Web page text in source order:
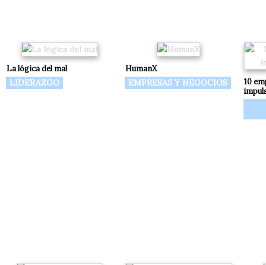
La lógica del mal
LIDERAZGO
HumanX
EMPRESAS Y NEGOCIOS
10